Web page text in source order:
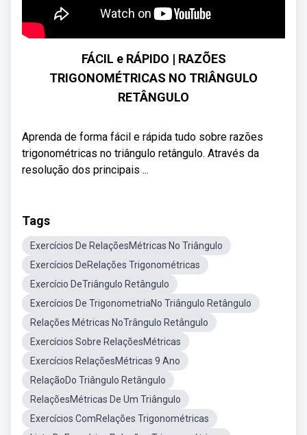
FÁCIL e RÁPIDO | RAZÕES
TRIGONOMÉTRICAS NO TRIÂNGULO
RETÂNGULO
Aprenda de forma fácil e rápida tudo sobre razões
trigonométricas no triângulo retângulo. Através da
resolução dos principais ...
Tags
Exercícios De RelaçõesMétricas No Triângulo
Exercícios DeRelações Trigonométricas
Exercício DeTriângulo Retângulo
Exercícios De TrigonometriaNo Triângulo Retângulo
Relações Métricas NoTrângulo Retângulo
Exercícios Sobre RelaçõesMétricas
Exercícios RelaçõesMétricas 9 Ano
RelaçãoDo Triângulo Retângulo
RelaçõesMétricas De Um Triângulo
Exercícios ComRelações Trigonométricas